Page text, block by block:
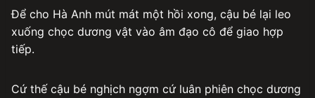
Để cho Hà Anh mút mát một hồi xong, cậu bé lại leo
xuống chọc dương vật vào âm đạo cô để giao hợp
tiếp.
Cứ thế cậu bé nghịch ngợm cứ luân phiên chọc dương